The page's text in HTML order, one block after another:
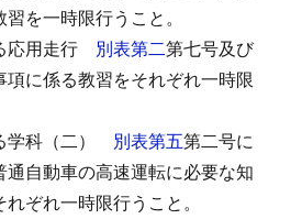
を一時限行うこと。
応用走行 別表第二第七号及び
に係る教習をそれぞれ一時限
科（二） 別表第五第二号に
自動車の高速運転に必要な知
ぞれ一時限行うこと。